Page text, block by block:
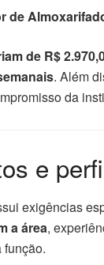
de
de R$
. Além
da
e
exigências
a área,